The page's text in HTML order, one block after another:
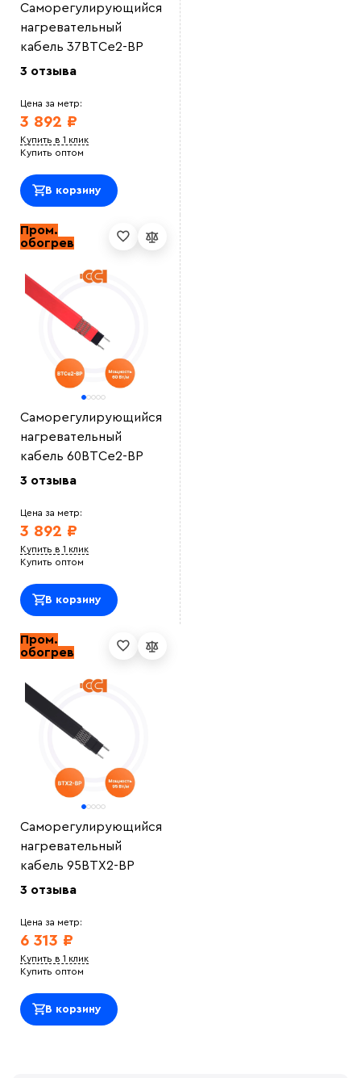
Саморегулирующийся
нагревательный
кабель 37ВТСe2-ВР
3 отзыва
Цена за метр:
3 892 ₽
Купить в 1 клик
Купить оптом
В корзину
Пром.
обогрев
Саморегулирующийся
нагревательный
кабель 60ВТСe2-ВР
3 отзыва
Цена за метр:
3 892 ₽
Купить в 1 клик
Купить оптом
В корзину
Пром.
обогрев
Саморегулирующийся
нагревательный
кабель 95ВТХ2-ВР
3 отзыва
Цена за метр:
6 313 ₽
Купить в 1 клик
Купить оптом
В корзину